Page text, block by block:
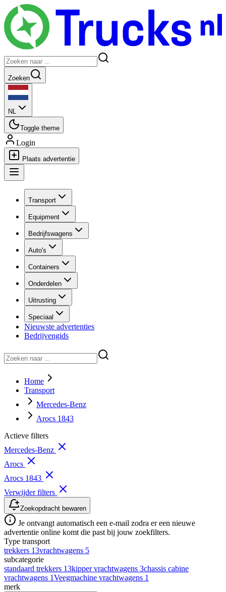
Zoeken
NL
Toggle theme
Login
Plaats advertentie
Transport
Equipment
Bedrijfswagens
Auto's
Containers
Onderdelen
Uitrusting
Speciaal
Nieuwste advertenties
Bedrijvengids
Home
Transport
Mercedes-Benz
Arocs 1843
Actieve filters
Mercedes-Benz
Arocs
Arocs 1843
Verwijder filters
Zoekopdracht bewaren
Je ontvangt automatisch een e-mail zodra er een nieuwe
advertentie online komt die past bij jouw zoekfilters.
Type transport
trekkers 13vrachtwagens 5
subcategorie
standaard trekkers 13kipper vrachtwagens 3chassis cabine
vrachtwagens 1Veegmachine vrachtwagens 1
merk